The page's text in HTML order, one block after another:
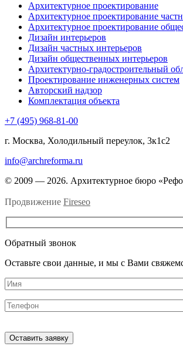
Архитектурное проектирование
Архитектурное проектирование
Архитектурное проектирование
Дизайн интерьеров
Дизайн частных интерьеров
Дизайн общественных интерьеров
Архитектурно-градостроительный
Проектирование инженерных систем
Авторский надзор
Комплектация объекта
+7 (495) 968-81-00
г. Москва, Холодильный переулок, 3к1с2
info@archreforma.ru
© 2009 — 2026. Архитектурное бюро
Продвижение Fireseo
Обратный звонок
Оставьте свои данные, и мы с Вами